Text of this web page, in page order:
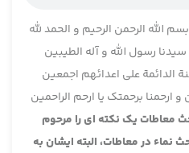
الله الرحمن الرحیم و الحمد لله
رسول الله و آله الطیبین
الدائمة علی اعدائهم اجمعین
ارحمنا برحمتک یا ارحم الراحمین
معاطات یک نکته ای را مرحوم
نماء در معاطات، البته ایشان به